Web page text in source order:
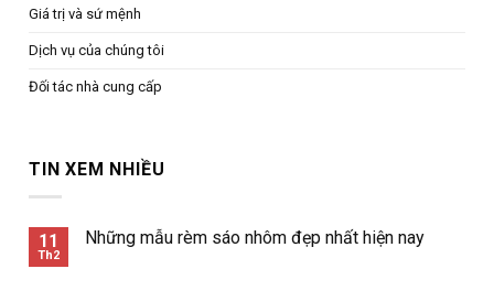
Giá trị và sứ mệnh
Dịch vụ của chúng tôi
Đối tác nhà cung cấp
TIN XEM NHIỀU
11
Th2
Những mẫu rèm sáo nhôm đẹp nhất hiện nay